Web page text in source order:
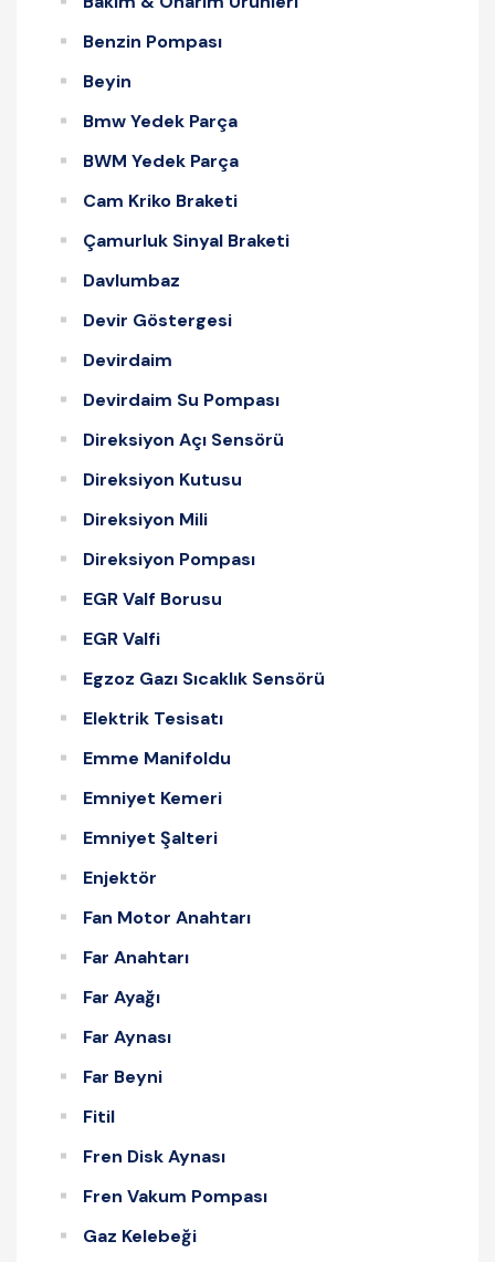
Benzin Pompası
Beyin
Bmw Yedek Parça
BWM Yedek Parça
Cam Kriko Braketi
Çamurluk Sinyal Braketi
Davlumbaz
Devir Göstergesi
Devirdaim
Devirdaim Su Pompası
Direksiyon Açı Sensörü
Direksiyon Kutusu
Direksiyon Mili
Direksiyon Pompası
EGR Valf Borusu
EGR Valfi
Egzoz Gazı Sıcaklık Sensörü
Elektrik Tesisatı
Emme Manifoldu
Emniyet Kemeri
Emniyet Şalteri
Enjektör
Fan Motor Anahtarı
Far Anahtarı
Far Ayağı
Far Aynası
Far Beyni
Fitil
Fren Disk Aynası
Fren Vakum Pompası
Gaz Kelebeği